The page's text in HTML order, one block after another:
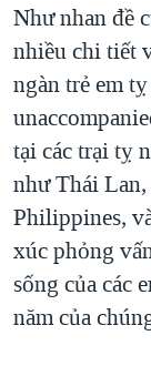
Như nhan đề
nhiều chi tiết
ngàn trẻ em
tại các trại tỵ
như Thái
Philippines,
xúc phỏng
sống của các
năm của